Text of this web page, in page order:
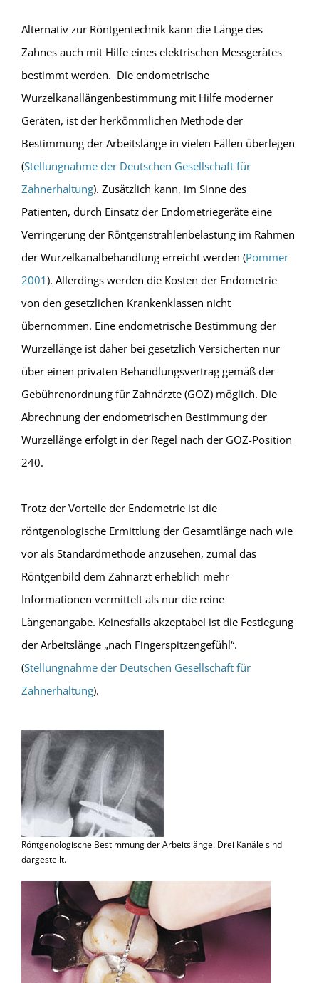
Alternativ zur Röntgentechnik kann die Länge des
Zahnes auch mit Hilfe eines elektrischen Messgerätes
bestimmt werden. Die endometrische
Wurzelkanallängenbestimmung mit Hilfe moderner
Geräten, ist der herkömmlichen Methode der
Bestimmung der Arbeitslänge in vielen Fällen überlegen
(Stellungnahme der Deutschen Gesellschaft für
Zahnerhaltung). Zusätzlich kann, im Sinne des
Patienten, durch Einsatz der Endometriegeräte eine
Verringerung der Röntgenstrahlenbelastung im Rahmen
der Wurzelkanalbehandlung erreicht werden (Pommer
2001). Allerdings werden die Kosten der Endometrie
von den gesetzlichen Krankenklassen nicht
übernommen. Eine endometrische Bestimmung der
Wurzellänge ist daher bei gesetzlich Versicherten nur
über einen privaten Behandlungsvertrag gemäß der
Gebührenordnung für Zahnärzte (GOZ) möglich. Die
Abrechnung der endometrischen Bestimmung der
Wurzellänge erfolgt in der Regel nach der GOZ-Position
240.
Trotz der Vorteile der Endometrie ist die
röntgenologische Ermittlung der Gesamtlänge nach wie
vor als Standardmethode anzusehen, zumal das
Röntgenbild dem Zahnarzt erheblich mehr
Informationen vermittelt als nur die reine
Längenangabe. Keinesfalls akzeptabel ist die Festlegung
der Arbeitslänge „nach Fingerspitzengefühl“.
(Stellungnahme der Deutschen Gesellschaft für
Zahnerhaltung).
Röntgenologische Bestimmung der Arbeitslänge. Drei Kanäle sind
dargestellt.